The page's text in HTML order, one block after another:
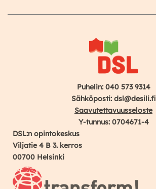
Puhelin: 040 573 9314
Sähköposti: dsl@desili.fi
Saavutettavuusseloste
Y-tunnus: 0704671-4
DSL:n opintokeskus
Viljatie 4 B 3. kerros
00700 Helsinki